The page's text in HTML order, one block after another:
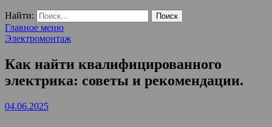
Найти:
Главное меню
Электромонтаж
Как найти квалифицированного
электрика: советы и рекомендации.
04.06.2025